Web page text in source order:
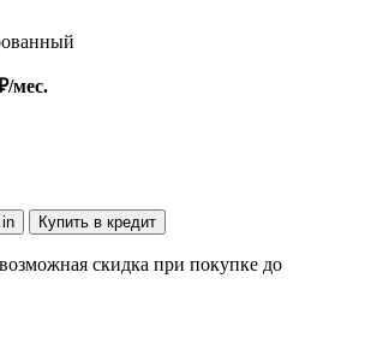
мес.
Купить в кредит
скидка при покупке до